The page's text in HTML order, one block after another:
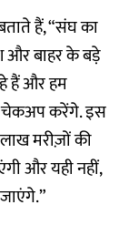
हैं, “संघ का
और बाहर के बड़े
हैं और हम
चेकअप करेंगे. इस
मरीज़ों की
और यही नहीं,